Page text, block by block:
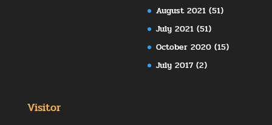
August 2021 (51)
July 2021 (51)
October 2020 (15)
July 2017 (2)
Visitor